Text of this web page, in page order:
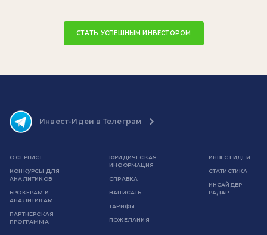
СТАТЬ УСПЕШНЫМ ИНВЕСТОРОМ
Инвест-Идеи в Телеграм
О СЕРВИСЕ
КОНКУРСЫ ДЛЯ
АНАЛИТИКОВ
БРОКЕРАМ И
АНАЛИТИКАМ
ПАРТНЕРСКАЯ
ПРОГРАММА
ЮРИДИЧЕСКАЯ
ИНФОРМАЦИЯ
СПРАВКА
НАПИСАТЬ
ТАРИФЫ
ПОЖЕЛАНИЯ
ИНВЕСТ ИДЕИ
СТАТИСТИКА
ИНСАЙДЕР-
РАДАР